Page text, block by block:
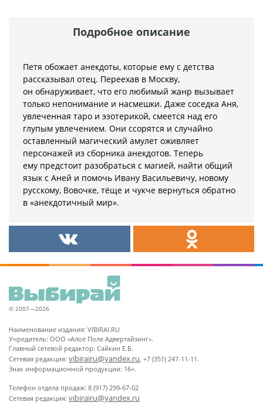
Подробное описание
Петя обожает анекдоты, которые ему с детства
рассказывал отец. Переехав в Москву,
он обнаруживает, что его любимый жанр вызывает
только непонимание и насмешки. Даже соседка Аня,
увлеченная таро и эзотерикой, смеется над его
глупым увлечением. Они ссорятся и случайно
оставленный магический амулет оживляет
персонажей из сборника анекдотов. Теперь
ему предстоит разобраться с магией, найти общий
язык с Аней и помочь Ивану Васильевичу, новому
русскому, Вовочке, тёще и чукче вернуться обратно
в «анекдотичный мир».
© 2007—2026
Наименование издания: VIBIRAI.RU
Учредитель: ООО «Алое Поле Адвертайзинг».
Главный сетевой редактор: Сайкин Е.Б.
Сетевая редакция: vibirairu@yandex.ru, +7 (351) 247-11-11.
Знак информационной продукции: 16+.
Телефон отдела продаж: 8 (917) 299-67-02
Сетевая редакция: vibirairu@yandex.ru